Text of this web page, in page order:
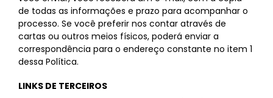
de todas as informações e prazo para acompanhar o
processo. Se você preferir nos contar através de
cartas ou outros meios físicos, poderá enviar a
correspondência para o endereço constante no item 1
dessa Política.
LINKS DE TERCEIROS